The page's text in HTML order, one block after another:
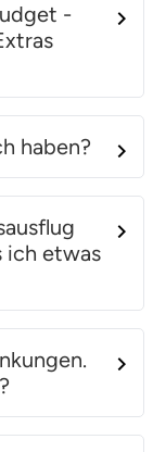
-
haben?
ich etwas